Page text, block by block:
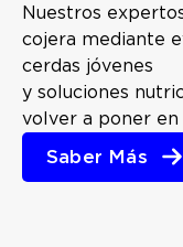
Nuestros
cojera mediante
cerdas jóvenes
y soluciones
volver a poner en
Saber Más